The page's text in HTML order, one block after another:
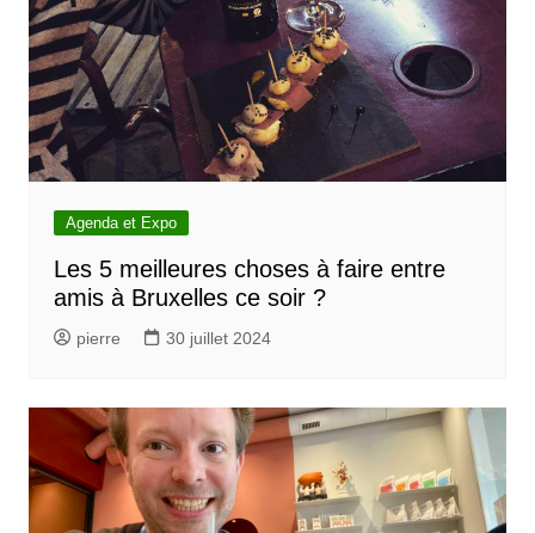
Agenda et Expo
Les 5 meilleures choses à faire entre
amis à Bruxelles ce soir ?
pierre 30 juillet 2024